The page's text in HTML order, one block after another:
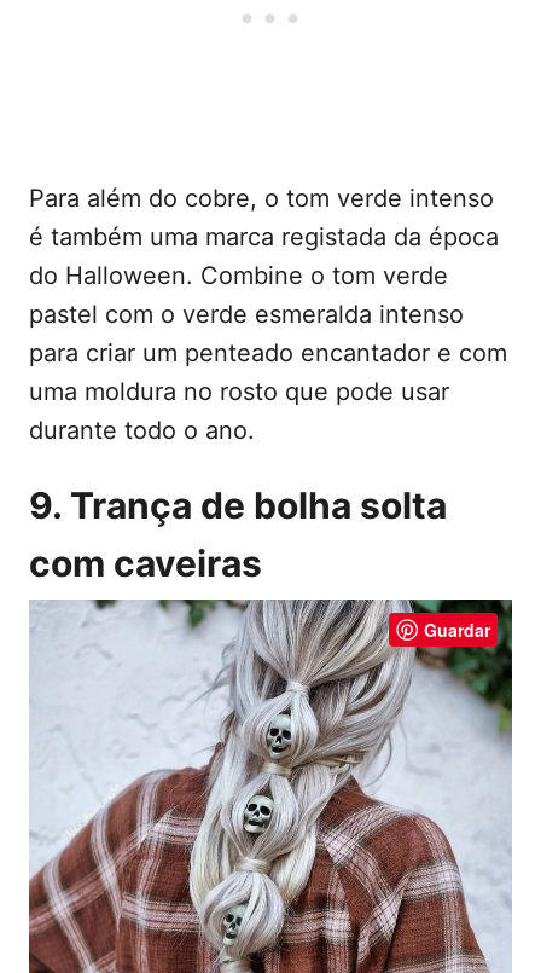
Para além do cobre, o tom verde intenso
é também uma marca registada da época
do Halloween. Combine o tom verde
pastel com o verde esmeralda intenso
para criar um penteado encantador e com
uma moldura no rosto que pode usar
durante todo o ano.
9. Trança de bolha solta
com caveiras
Guardar